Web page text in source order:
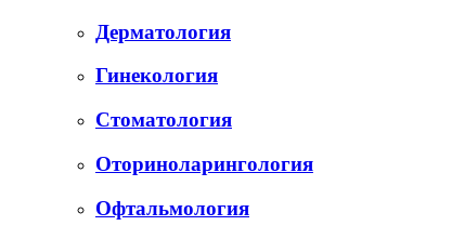
Дерматология
Гинекология
Стоматология
Оториноларингология
Офтальмология